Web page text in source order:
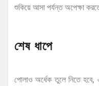
শুকিয়ে আসা পর্যন্ত অপেক্ষা
শেষ ধাপে
পোলাও অর্ধেক তুলে নিতে হবে,